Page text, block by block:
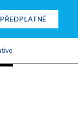
PŘEDPLATNÉ